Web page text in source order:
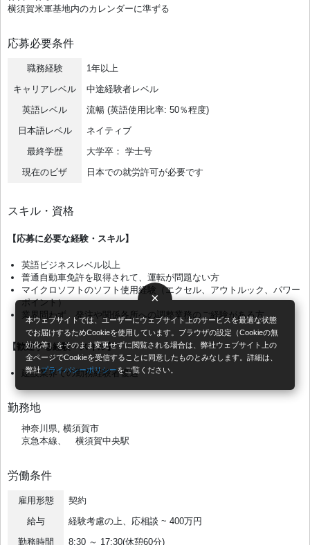
×
本ウェブサイトでは、ユーザーにウェブサイト上のサービスを最適な状態
でお届けするためCookieを使用しています。ブラウザの設定（Cookieの無
効化等）をそのまま変更せずに閲覧される場合は、弊社ウェブサイト上の
全ページでCookieを受信することに同意したものとみなします。詳細は、
弊社プライバシーポリシーをご覧ください。
横須賀米軍基地内のカレンダーに準ずる
応募必要条件
職務経験
1年以上
キャリアレベル
中途経験者レベル
英語レベル
流暢 (英語使用比率: 50％程度)
日本語レベル
ネイティブ
最終学歴
大学卒： 学士号
現在のビザ
日本での就労許可が必要です
スキル・資格
【応募に必要な経験・スキル】
英語ビジネスレベル以上
普通自動車免許を取得されて、運転が問題ない方
マイクロソフトのソフト使用経験（エクセル、アウトルック、パワー
ポイント）
業界問わず、発注や関係各所への調整業務のご経験がある方
【歓迎する経験・スキル】
建設業界での勤務経験者優遇
勤務地
神奈川県, 横須賀市
京急本線、 横須賀中央駅
労働条件
雇用形態
契約
給与
経験考慮の上、応相談 ~ 400万円
勤務時間
8:30 ～ 17:30(休憩60分)